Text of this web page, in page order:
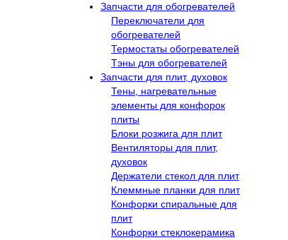
Запчасти для обогревателей
Переключатели для
обогревателей
Термостаты обогревателей
Тэны для обогревателей
Запчасти для плит, духовок
Тены, нагревательные
элементы для конфорок
плиты
Блоки розжига для плит
Вентиляторы для плит,
духовок
Держатели стекол для плит
Клеммные планки для плит
Конфорки спиральные для
плит
Конфорки стеклокерамика